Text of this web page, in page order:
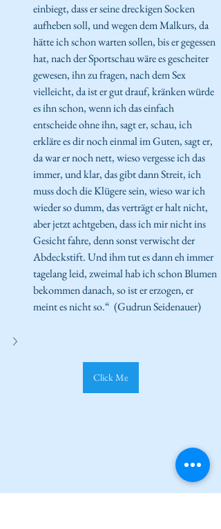
einbiegt, dass er seine dreckigen Socken
aufheben soll, und wegen dem Malkurs, da
hätte ich schon warten sollen, bis er gegessen
hat, nach der Sportschau wäre es gescheiter
gewesen, ihn zu fragen, nach dem Sex
vielleicht, da ist er gut drauf, kränken würde
es ihn schon, wenn ich das einfach
entscheide ohne ihn, sagt er, schau, ich
erkläre es dir noch einmal im Guten, sagt er,
da war er noch nett, wieso vergesse ich das
immer, und klar, das gibt dann Streit, ich
muss doch die Klügere sein, wieso war ich
wieder so dumm, das verträgt er halt nicht,
aber jetzt achtgeben, dass ich mir nicht ins
Gesicht fahre, denn sonst verwischt der
Abdeckstift. Und ihm tut es dann eh immer
tagelang leid, zweimal hab ich schon Blumen
bekommen danach, so ist er erzogen, er
meint es nicht so.“  (Gudrun Seidenauer)
Click Me